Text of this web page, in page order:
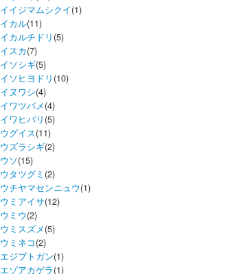
イイジマムシクイ(1)
イカル(11)
イカルチドリ (5)
イスカ(7)
イソシギ(5)
イソヒヨドリ (10)
イヌワシ(4)
イワツバメ(4)
イワヒバリ (5)
ウグイス(11)
ウズラシギ(2)
ウソ(15)
ウタツグミ (2)
ウチヤマセンニュウ(1)
ウミアイサ(12)
ウミウ(2)
ウミスズメ(5)
ウミネコ(2)
エジプトガン(1)
エゾアカゲラ(1)